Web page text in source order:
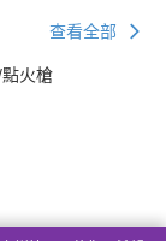
查看全部
火槍